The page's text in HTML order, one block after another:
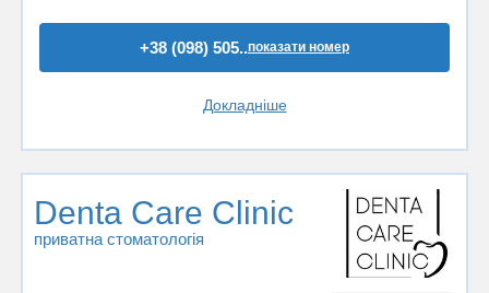
+38 (098) 505..показати номер
Докладніше
Denta Care Clinic
приватна стоматологія